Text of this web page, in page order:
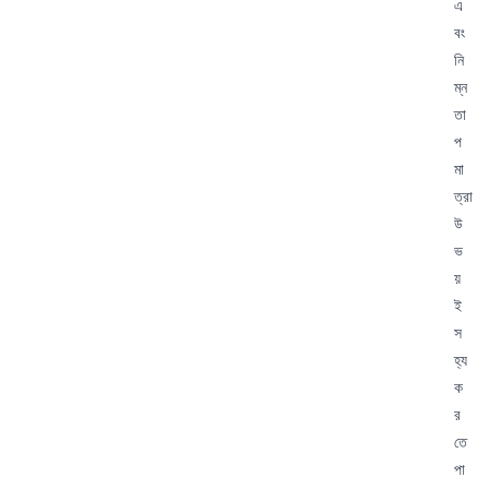
এ
বং
নি
ম্ন
তা
প
মা
ত্রা
উ
ভ
য়
ই
স
হ্য
ক
র
তে
পা